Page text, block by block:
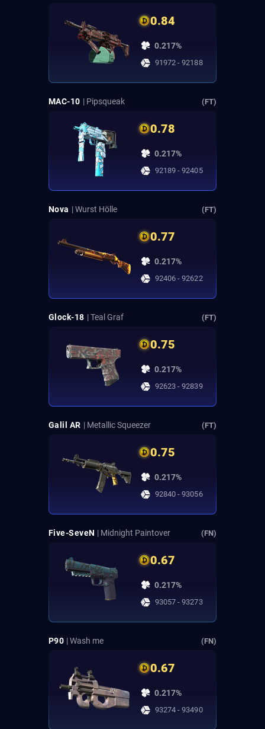
0.84
0.217%
91972 - 92188
MAC-10 | Pipsqueak (FT)
0.78
0.217%
92189 - 92405
Nova | Wurst Hölle (FT)
0.77
0.217%
92406 - 92622
Glock-18 | Teal Graf (FT)
0.75
0.217%
92623 - 92839
Galil AR | Metallic Squeezer (FT)
0.75
0.217%
92840 - 93056
Five-SeveN | Midnight Paintover (FN)
0.67
0.217%
93057 - 93273
P90 | Wash me (FN)
0.67
0.217%
93274 - 93490